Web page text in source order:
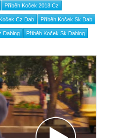
Příběh Koček 2018 Cz
Cz Dab Příběh Koček Sk Dab
Dabing Příběh Koček Sk Dabing
VIDEA
DISPOZICI